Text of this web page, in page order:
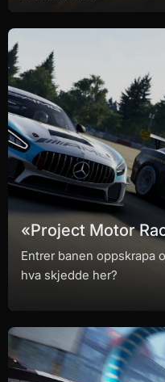
«Project Motor
Entrer banen oppskrapa
hva skjedde her?